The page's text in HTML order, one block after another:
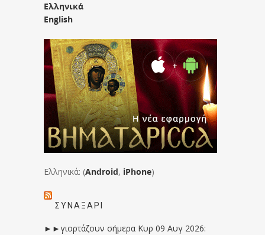
Ελληνικά
English
Ελληνικά: (Android, iPhone)
ΣΥΝΑΞΆΡΙ
►►γιορτάζουν σήμερα Κυρ 09 Αυγ 2026: